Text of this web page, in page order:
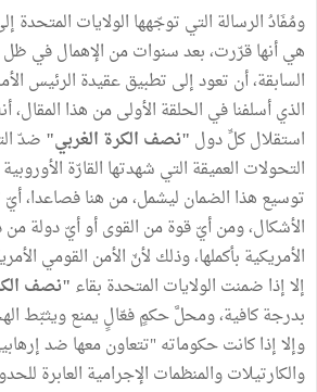
ومُفَادُ الرسالة التي توجّهها الولايات المتحدة
هي أنها قرّرت، بعد سنوات من الإهمال في ظل
السابقة، أن تعود إلى تطبيق عقيدة الرئيس
الذي أسلفنا في الحلقة الأولى من هذا
استقلال كلِّ دول "نصف الكرة الغربي" ضدّ
التحولات العميقة التي شهدتها القارّة
توسيع هذا الضمان ليشمل، من هنا فصاعدا،
الأشكال، ومن أيّ قوة من القوى أو أيّ دولة من
الأمريكية بأكملها، وذلك لأنّ الأمن القومي
إلا إذا ضمنت الولايات المتحدة بقاء "نصف
بدرجة كافية، ومحلَّ حكمٍ فعّالٍ يمنع ويثبّط
وإلا إذا كانت حكوماته "تتعاون معها ضد
والكارتيلات والمنظمات الإجرامية العابرة